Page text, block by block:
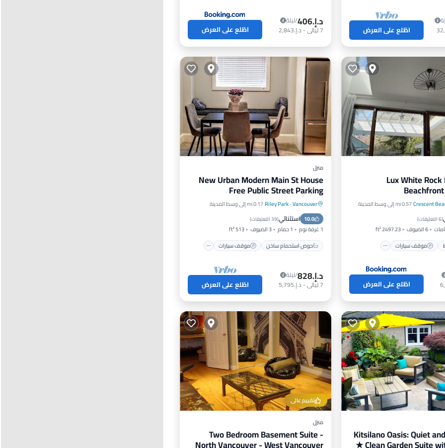
اطّلع على العرض
د.إ.‏406
/ليلة
7ليالي- د.إ.‏2,843 اطّلع على العرض
Lux White
Crescent0.57 mi إلى وسط المدينة
(6 التعليقات )
6 الضيوف
2497.23 ft²
موقف سيارات
موقف سيارات
إطلالة على المحيط
اطّلع على العرض
منزل
New Urban Modern Main St House
Free Public Street Parking
Vancouver
·
Riley Park0.17 mi إلى وسط المدينة
10.0 استثنائي(39 التعليقات )
1 غرفة نوم 1 حمام 3 الضيوف
513 ft²
حوض استحمام ساخن
موقف سيارات
حوض استحمام ساخن
موقف سيارات
شرفة / تراس
مطبخ
د.إ.‏828
/ليلة
7ليالي- د.إ.‏5,795 اطّلع على العرض
Kitsilano Oasis: Quiet
تقييم عالي
منزل
Two Bedroom Basement Suite -